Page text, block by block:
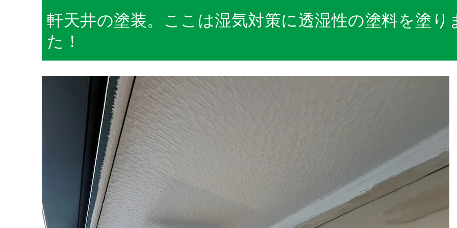
軒天井の塗装。ここは湿気対策に透湿性の塗料を塗り
た！